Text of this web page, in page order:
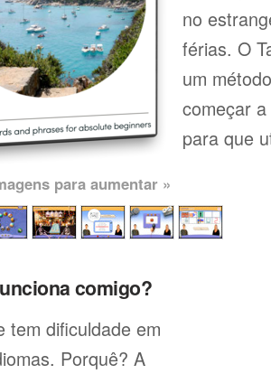
no
férias. O
um
começar
para que
para aumentar »
comigo?
tem dificuldade em
Porquê? A